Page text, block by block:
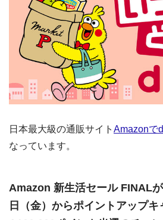
日本最大級の通販サイト Amazonで
なっています。
Amazon 新生活セール FINAL
日（金）からポイントアップキ